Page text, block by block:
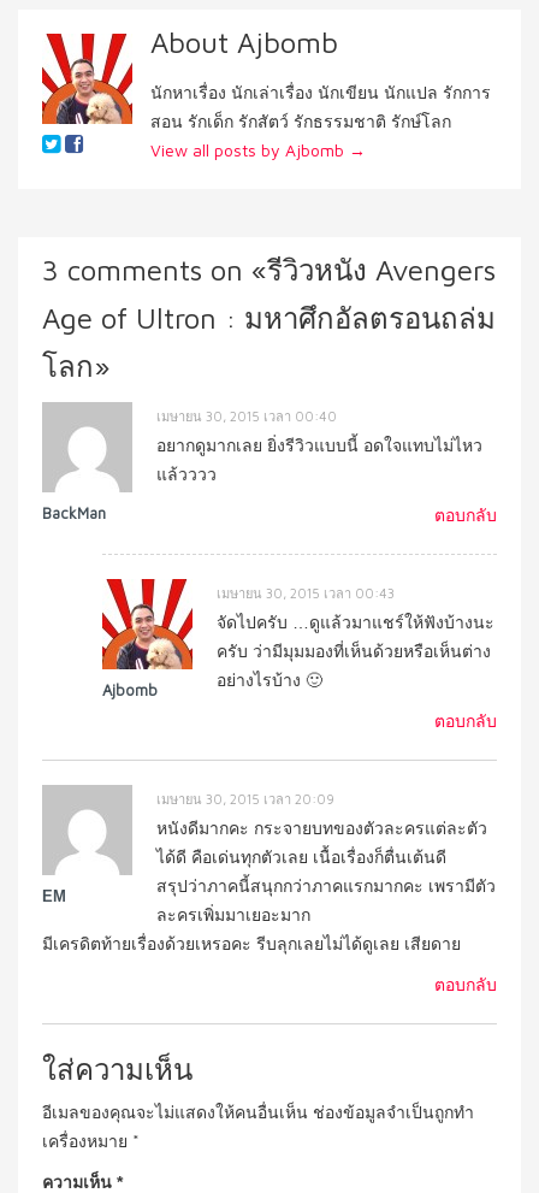
About Ajbomb
นักหาเรื่อง นักเล่าเรื่อง นักเขียน นักแปล รักการ
สอน รักเด็ก รักสัตว์ รักธรรมชาติ รักษ์โลก
View all posts by Ajbomb →
3 comments on «รีวิวหนัง Avengers
Age of Ultron : มหาศึกอัลตรอนถล่ม
โลก»
BackMan
เมษายน 30, 2015 เวลา 00:40
อยากดูมากเลย ยิ่งรีวิวแบบนี้ อดใจแทบไม่ไหว
แล้วววว
ตอบกลับ
Ajbomb
เมษายน 30, 2015 เวลา 00:43
จัดไปครับ …ดูแล้วมาแชร์ให้ฟังบ้างนะ
ครับ ว่ามีมุมมองที่เห็นด้วยหรือเห็นต่าง
อย่างไรบ้าง 🙂
ตอบกลับ
EM
เมษายน 30, 2015 เวลา 20:09
หนังดีมากคะ กระจายบทของตัวละครแต่ละตัว
ได้ดี คือเด่นทุกตัวเลย เนื้อเรื่องก็ตื่นเต้นดี
สรุปว่าภาคนี้สนุกกว่าภาคแรกมากคะ เพรามีตัว
ละครเพิ่มมาเยอะมาก
มีเครดิตท้ายเรื่องด้วยเหรอคะ รีบลุกเลยไม่ได้ดูเลย เสียดาย
ตอบกลับ
ใส่ความเห็น
อีเมลของคุณจะไม่แสดงให้คนอื่นเห็น ช่องข้อมูลจำเป็นถูกทำ
เครื่องหมาย *
ความเห็น *